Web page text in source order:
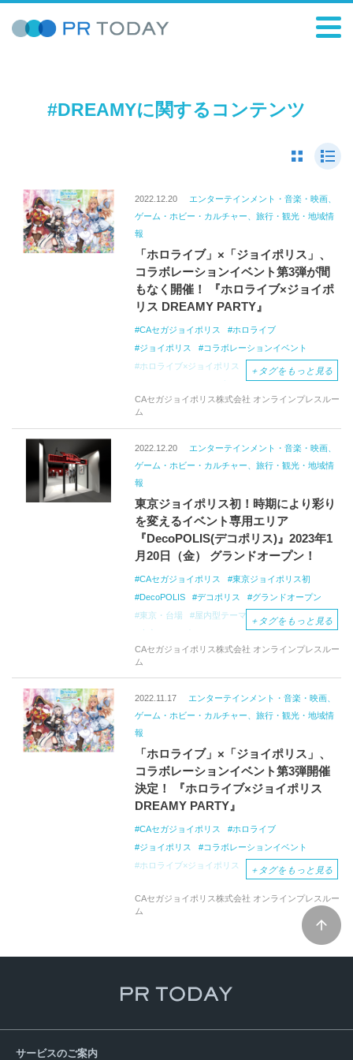
#DREAMYに関するコンテンツ
2022.12.20
エンターテインメント・音楽・映画、
ゲーム・ホビー・カルチャー、旅行・観光・地域情
報
「ホロライブ」×「ジョイポリス」、
コラボレーションイベント第3弾が間
もなく開催！ 『ホロライブ×ジョイポ
リス DREAMY PARTY』
CAセガジョイポリス
ホロライブ
ジョイポリス
コラボレーションイベント
ホロライブ×ジョイポリス
DREAMY
PARTY
アトラクションコラボ
ホロ×マッチ
限定展示
東京・台場
屋内型テーマパーク
＋ タグをもっと見る
CAセガジョイポリス株式会社 オンラインプレスルー
ム
2022.12.20
エンターテインメント・音楽・映画、
ゲーム・ホビー・カルチャー、旅行・観光・地域情
報
東京ジョイポリス初！時期により彩り
を変えるイベント専用エリア
『DecoPOLIS(デコポリス)』2023年1
月20日（金） グランドオープン！
CAセガジョイポリス
東京ジョイポリス初
DecoPOLIS
デコポリス
グランドオープン
東京・台場
屋内型テーマパーク
エンターテインメントコンテンツ
最新VR
＋ タグをもっと見る
CAセガジョイポリス株式会社 オンラインプレスルー
ム
2022.11.17
エンターテインメント・音楽・映画、
ゲーム・ホビー・カルチャー、旅行・観光・地域情
報
「ホロライブ」×「ジョイポリス」、
コラボレーションイベント第3弾開催
決定！ 『ホロライブ×ジョイポリス
DREAMY PARTY』
CAセガジョイポリス
ホロライブ
ジョイポリス
コラボレーションイベント
ホロライブ×ジョイポリス
DREAMY
PARTY
屋内型テーマパーク
東京ジョイポリス
＋ タグをもっと見る
CAセガジョイポリス株式会社 オンラインプレスルー
ム
サービスのご案内